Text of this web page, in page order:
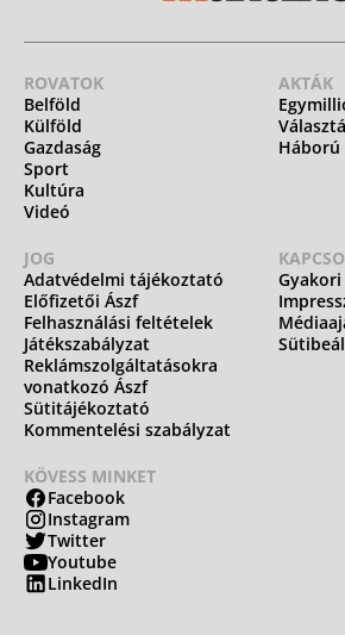
ROVATOK
Belföld
Külföld
Gazdaság
Sport
Kultúra
Videó
AKTÁK
Háború
JOG
Adatvédelmi tájékoztató
Előfizetői Ászf
Felhasználási feltételek
Játékszabályzat
Reklámszolgáltatásokra
vonatkozó Ászf
Sütitájékoztató
Kommentelési szabályzat
KÖVESS MINKET
Facebook
Instagram
Twitter
Youtube
LinkedIn